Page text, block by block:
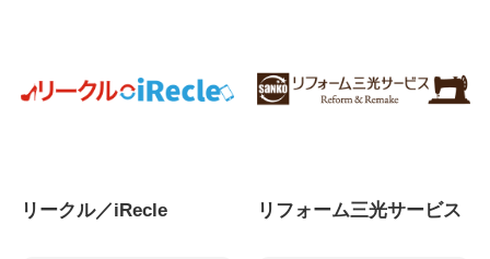
リークル／iRecle リフォーム三光サービス